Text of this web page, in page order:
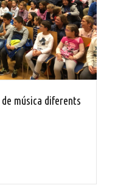
música diferents